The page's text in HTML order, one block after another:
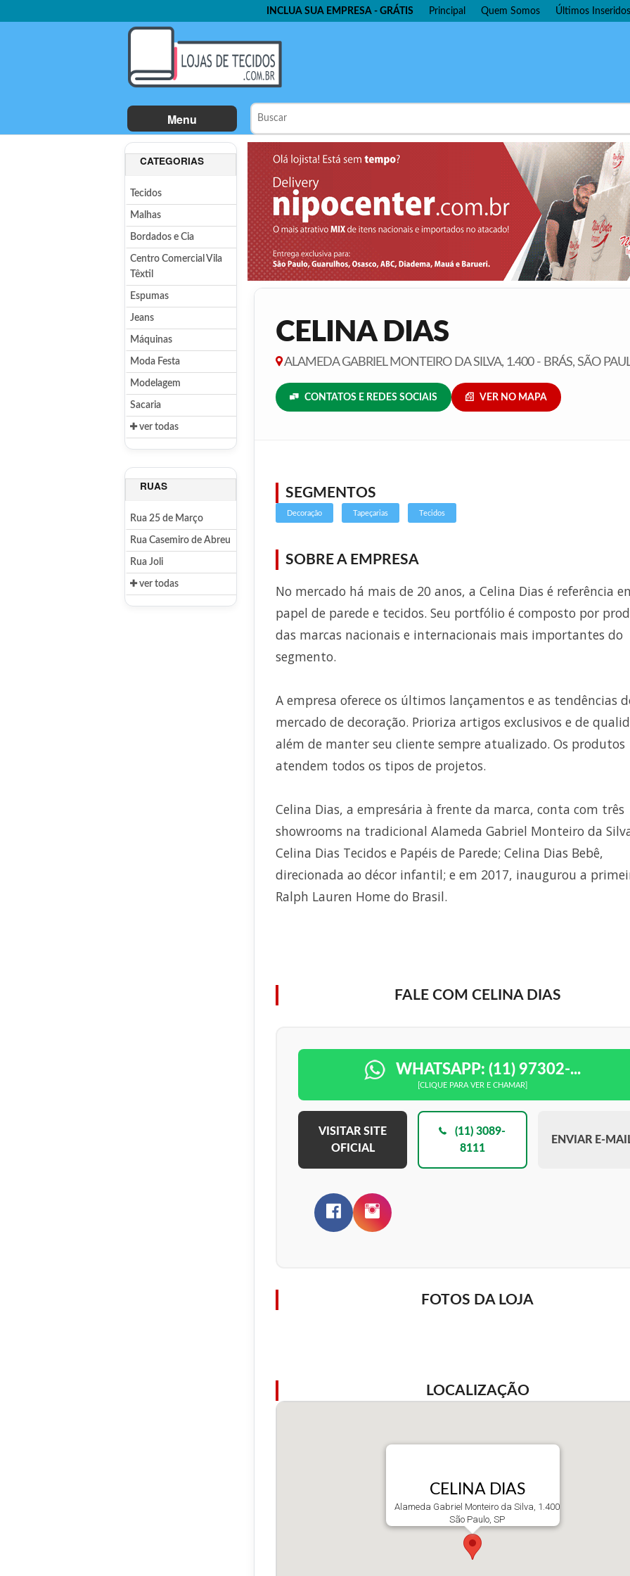
INCLUA SUA EMPRESA - GRÁTIS Principal Quem Somos Últimos
Menu
CATEGORIAS
Tecidos
Malhas
Bordados e Cia
Centro Comercial Vila
Têxtil
Espumas
Jeans
Máquinas
Moda Festa
Modelagem
Sacaria
ver todas
RUAS
Rua 25 de Março
Rua Casemiro de Abreu
Rua Joli
ver todas
CELINA DIAS
ALAMEDA GABRIEL MONTEIRO DA SILVA, 1.400 - BRÁS, SÃO
CONTATOS E REDES SOCIAIS VER NO MAPA
SEGMENTOS
Decoração Tapeçarias Tecidos
SOBRE A EMPRESA
No mercado há mais de 20 anos, a Celina Dias é referência
papel de parede e tecidos. Seu portfólio é composto por
das marcas nacionais e internacionais mais importantes do
segmento.
A empresa oferece os últimos lançamentos e as tendências
mercado de decoração. Prioriza artigos exclusivos e de
além de manter seu cliente sempre atualizado. Os produtos
atendem todos os tipos de projetos.
Celina Dias, a empresária à frente da marca, conta com três
showrooms na tradicional Alameda Gabriel Monteiro da
Celina Dias Tecidos e Papéis de Parede; Celina Dias Bebê,
direcionada ao décor infantil; e em 2017, inaugurou a
Ralph Lauren Home do Brasil.
FALE COM CELINA DIAS
WHATSAPP: (11) 97302-...
[CLIQUE PARA VER E CHAMAR]
VISITAR SITE
OFICIAL
(11) 3089-
8111
ENVIAR E-
FOTOS DA LOJA
LOCALIZAÇÃO
CELINA DIAS
Alameda Gabriel Monteiro da Silva, 1.400
São Paulo, SP